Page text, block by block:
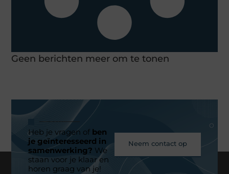
Geen berichten meer om te tonen
Heb je vragen ofben
je geïnteresseerd in
samenwerking? We
staan voor je klaar en
horen graag van je!
Neem contact op